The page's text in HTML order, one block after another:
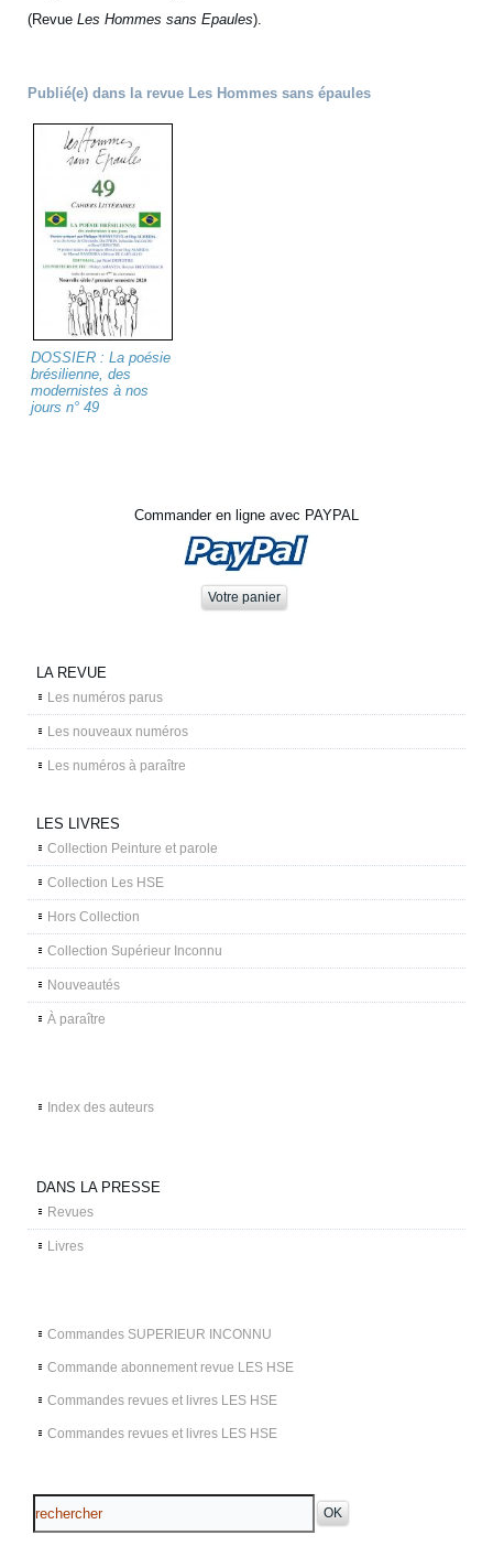
(RevueLes Hommes sans Epaules).
Publié(e) dans la revue Les Hommes sans épaules
DOSSIER : La poésie
brésilienne, des
modernistes à nos
jours n° 49
Commander en ligne avec PAYPAL
LA REVUE
Les numéros parus
Les nouveaux numéros
Les numéros à paraître
LES LIVRES
Collection Peinture et parole
Collection Les HSE
Hors Collection
Collection Supérieur Inconnu
Nouveautés
À paraître
Index des auteurs
DANS LA PRESSE
Revues
Livres
Commandes SUPERIEUR INCONNU
Commande abonnement revue LES HSE
Commandes revues et livres LES HSE
Commandes revues et livres LES HSE